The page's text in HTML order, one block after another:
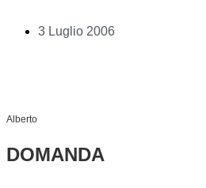
3 Luglio 2006
Alberto
DOMANDA